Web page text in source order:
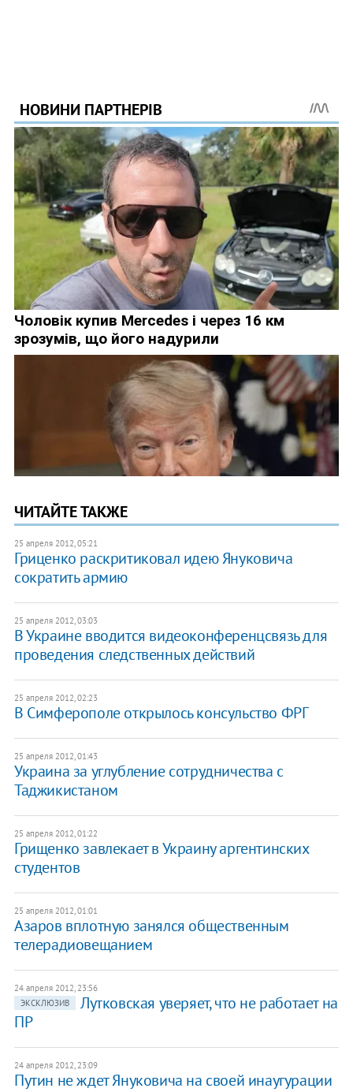
ЧИТАЙТЕ ТАКЖЕ
25 апреля 2012, 05:21
Гриценко раскритиковал идею Януковича
сократить армию
25 апреля 2012, 03:03
В Украине вводится видеоконференцсвязь для
проведения следственных действий
25 апреля 2012, 02:23
​В Симферополе открылось консульство ФРГ
25 апреля 2012, 01:43
Украина за углубление сотрудничества с
Таджикистаном
25 апреля 2012, 01:22
Грищенко завлекает в Украину аргентинских
студентов
25 апреля 2012, 01:01
Азаров вплотную занялся общественным
телерадиовещанием
24 апреля 2012, 23:56
ЭКСКЛЮЗИВ
Лутковская уверяет, что не работает на
ПР
24 апреля 2012, 23:09
Путин не ждет Януковича на своей инаугурации